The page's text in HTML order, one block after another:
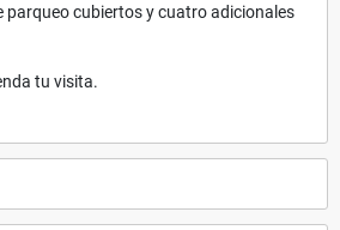
parqueo cubiertos y cuatro adicionales
tu visita.